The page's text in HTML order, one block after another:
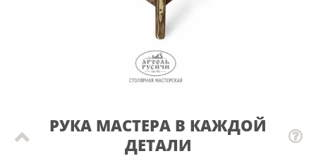
РУКА МАСТЕРА В КАЖДОЙ
ДЕТАЛИ